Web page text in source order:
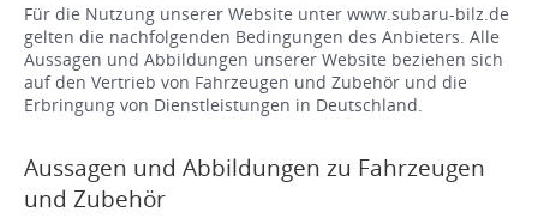
Für die Nutzung unserer Website unter www.subaru-bilz.de
gelten die nachfolgenden Bedingungen des Anbieters. Alle
Aussagen und Abbildungen unserer Website beziehen sich
auf den Vertrieb von Fahrzeugen und Zubehör und die
Erbringung von Dienstleistungen in Deutschland.
Aussagen und Abbildungen zu Fahrzeugen
und Zubehör